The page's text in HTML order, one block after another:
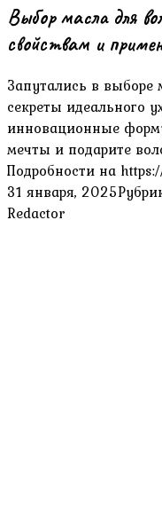
Выбор масла для
свойствам и
Запутались в выборе
секреты идеального
инновационные
мечты и подарите
Подробности на
31 января, 2025
Redactor